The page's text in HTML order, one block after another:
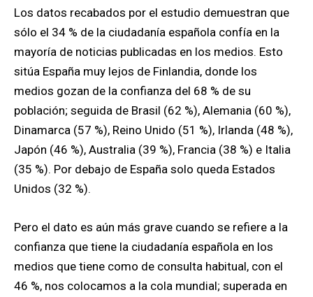
Los datos recabados por el estudio demuestran que
sólo el 34 % de la ciudadanía española confía en la
mayoría de noticias publicadas en los medios. Esto
sitúa España muy lejos de Finlandia, donde los
medios gozan de la confianza del 68 % de su
población; seguida de Brasil (62 %), Alemania (60 %),
Dinamarca (57 %), Reino Unido (51 %), Irlanda (48 %),
Japón (46 %), Australia (39 %), Francia (38 %) e Italia
(35 %). Por debajo de España solo queda Estados
Unidos (32 %).
Pero el dato es aún más grave cuando se refiere a la
confianza que tiene la ciudadanía española en los
medios que tiene como de consulta habitual, con el
46 %, nos colocamos a la cola mundial; superada en